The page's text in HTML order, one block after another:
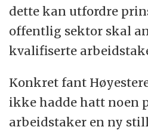
dette kan utfordre
offentlig sektor skal
kvalifiserte
Konkret fant
ikke hadde hatt noen
arbeidstaker en ny